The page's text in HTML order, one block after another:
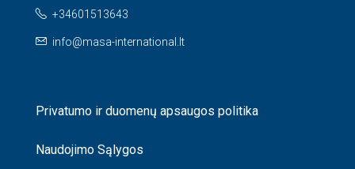
+34601513643
info@masa-international.lt
Privatumo ir duomenų apsaugos politika
Naudojimo Sąlygos